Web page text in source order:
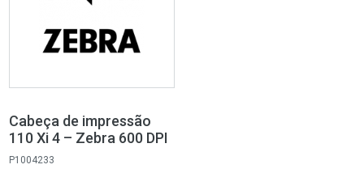
Cabeça de impressão
110 Xi 4 – Zebra 600 DPI
P1004233